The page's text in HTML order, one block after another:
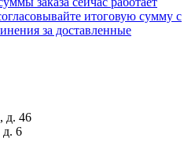
итоговую сумму с
за доставленные
д. 46
д. 6